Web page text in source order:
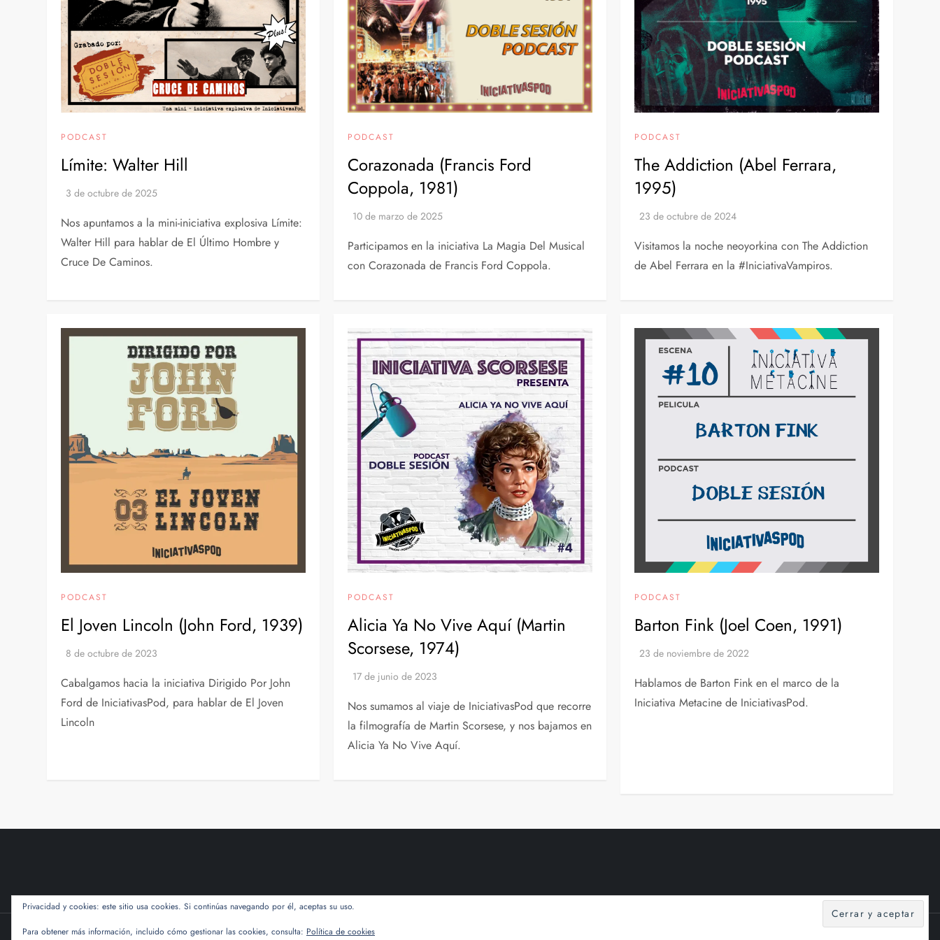
PODCAST
Límite: Walter Hill
Nos apuntamos a la mini-iniciativa explosiva Límite:
Walter Hill para hablar de El Último Hombre y
Cruce De Caminos.
PODCAST
Corazonada (Francis Ford
Coppola, 1981)
Participamos en la iniciativa La Magia Del Musical
con Corazonada de Francis Ford Coppola.
PODCAST
The Addiction (Abel Ferrara,
1995)
Visitamos la noche neoyorkina con The Addiction
de Abel Ferrara en la #IniciativaVampiros.
PODCAST
El Joven Lincoln (John Ford, 1939)
Cabalgamos hacia la iniciativa Dirigido Por John
Ford de IniciativasPod, para hablar de El Joven
Lincoln
PODCAST
Alicia Ya No Vive Aquí (Martin
Scorsese, 1974)
Nos sumamos al viaje de IniciativasPod que recorre
la filmografía de Martin Scorsese, y nos bajamos en
Alicia Ya No Vive Aquí.
PODCAST
Barton Fink (Joel Coen, 1991)
Hablamos de Barton Fink en el marco de la
Iniciativa Metacine de IniciativasPod.
Privacidad y cookies: este sitio usa cookies. Si continúas navegando por él, aceptas su uso.
Para obtener más información, incluido cómo gestionar las cookies, consulta: Política de cookies